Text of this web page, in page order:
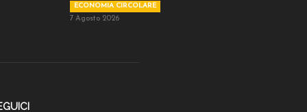
ECONOMIA CIRCOLARE
7 Agosto 2026